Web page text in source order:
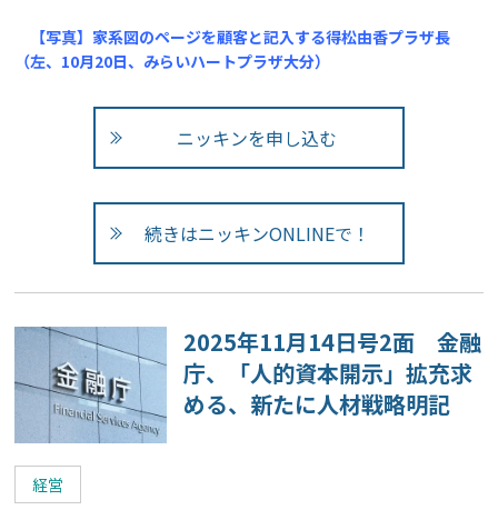
【写真】家系図のページを顧客と記入する得松由香プラザ長
（左、10月20日、みらいハートプラザ大分）
ニッキンを申し込む
続きはニッキンONLINEで！
2025年11月14日号2面 金融
庁、「人的資本開示」拡充求
める、新たに人材戦略明記
経営